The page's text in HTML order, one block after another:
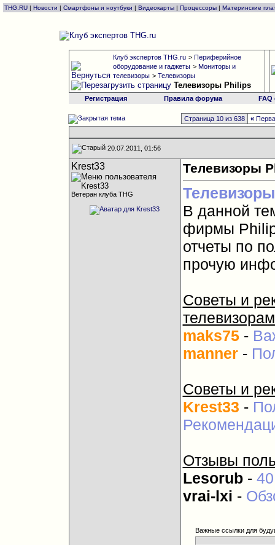
THG.RU | Новости | Смартфоны и ноутбуки | Видеокарты | Процессоры | Материнские
Клуб экспертов THG.ru > Периферийное
оборудование и гаджеты > Мониторы и
телевизоры > Телевизоры
Телевизоры Philips
Регистрация Правила форума
Страница 10 из 638 «
20.07.2011, 01:56
Krest33
Ветеран клуба THG
Телевизоры
В данной
фирмы
отчеты по
прочую
Советы и
maks75-
manner-
Советы и
Krest33 -
Отзывы
Lesorub-
vrai-lxi -
Важные ссылки для